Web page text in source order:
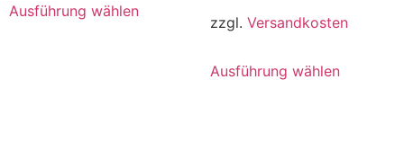
Ausführung wählen
zzgl. Versandkosten
Ausführung wählen